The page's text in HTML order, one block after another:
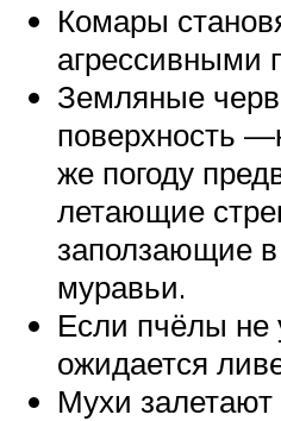
Комары
агрессивными
Земляные
поверхность
же погоду
летающие
заползающие
муравьи.
Если пчёлы не
ожидается
Мухи